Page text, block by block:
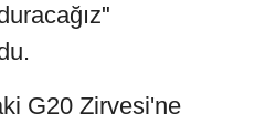
G20 Zirvesi'ne